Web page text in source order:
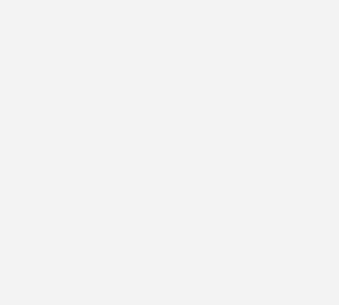
zu unterstützen und die für das
erforderliche
Dazu müsse Wasserstoffmobilität als
in strategische Programme eingebunden
in den EU-Investitionsplan für nachhaltige
Clean Industrial Deals. Laufende
der EU-Vorschriften könne
die Kosten und die Komplexität des
zu senken.
Energiewende – schnell und gut informiert!